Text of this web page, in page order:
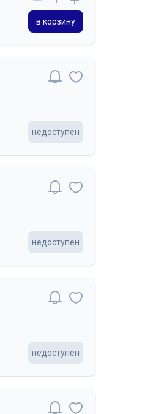
в корзину
недоступен
недоступен
недоступен